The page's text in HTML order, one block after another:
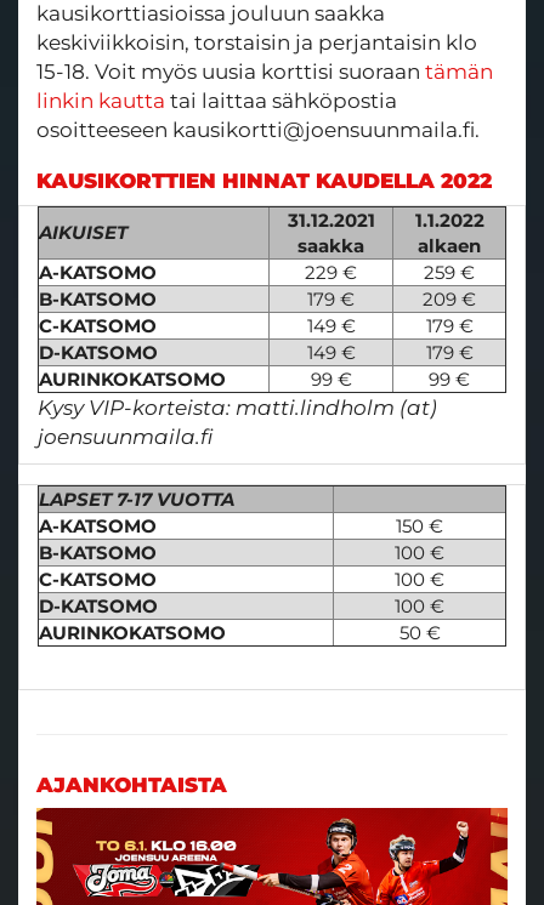
kausikorttiasioissa jouluun saakka
keskiviikkoisin, torstaisin ja perjantaisin klo
15-18. Voit myös uusia korttisi suoraan tämän
linkin kautta tai laittaa sähköpostia
osoitteeseen kausikortti@joensuunmaila.fi.
KAUSIKORTTIEN HINNAT KAUDELLA 2022
AIKUISET
31.12.2021
saakka
1.1.2022
alkaen
A-KATSOMO
229 €
259 €
B-KATSOMO
179 €
209 €
C-KATSOMO
149 €
179 €
D-KATSOMO
149 €
179 €
AURINKOKATSOMO
99 € 99 €
Kysy VIP-korteista: matti.lindholm (at)
joensuunmaila.fi
LAPSET 7-17 VUOTTA
A-KATSOMO
150 €
B-KATSOMO
100 €
C-KATSOMO
100 €
D-KATSOMO
100 €
AURINKOKATSOMO
50 €
AJANKOHTAISTA